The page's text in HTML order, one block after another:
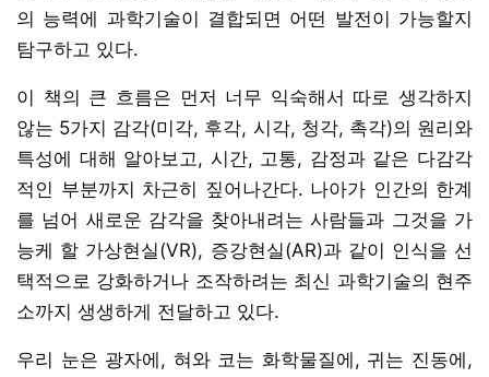
의 능력에 과학기술이 결합되면 어떤 발전이 가능할지
탐구하고 있다.
이 책의 큰 흐름은 먼저 너무 익숙해서 따로 생각하지
않는 5가지 감각(미각, 후각, 시각, 청각, 촉각)의 원리와
특성에 대해 알아보고, 시간, 고통, 감정과 같은 다감각
적인 부분까지 차근히 짚어나간다. 나아가 인간의 한계
를 넘어 새로운 감각을 찾아내려는 사람들과 그것을 가
능케 할 가상현실(VR), 증강현실(AR)과 같이 인식을 선
택적으로 강화하거나 조작하려는 최신 과학기술의 현주
소까지 생생하게 전달하고 있다.
우리 눈은 광자에, 혀와 코는 화학물질에, 귀는 진동에,